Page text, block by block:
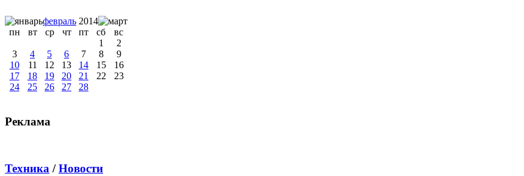
февраль 2014
пн
вт ср чт пт сб
вс
1
2
3
4 5 6 7 8
9
10
11 12 13 14 15
16
17
18 19 20 21 22
23
24
25 26 27 28
Реклама
Техника /Новости